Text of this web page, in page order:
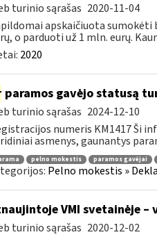
turinio sąrašas 2020-11-04
apskaičiuota sumokėti
o parduoti už 1 mln. eurų.
2020
paramos gavėjo statusą
turinio sąrašas 2024-12-10
numeris KM1417 Ši
asmenys, gaunantys
pelno mokestis paramos gavėjai
Pelno mokestis »
VMI svetainėje
turinio sąrašas 2020-12-02